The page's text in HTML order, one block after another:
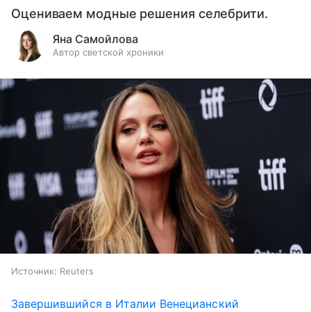
Оцениваем модные решения селебрити.
Яна Самойлова
Автор светской хроники
Источник: Reuters
Завершившийся в Италии Венецианский